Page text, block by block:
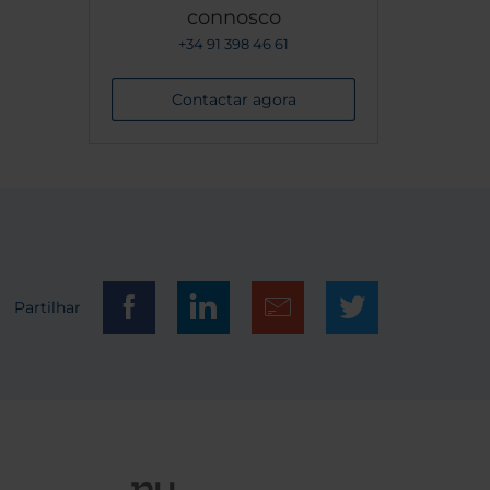
connosco
+34 91 398 46 61
Contactar agora
Partilhar